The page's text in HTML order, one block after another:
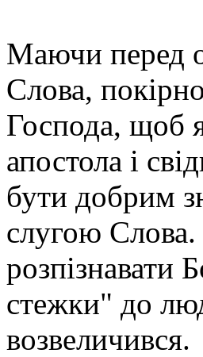
Маючи перед
Слова,
Господа, щоб
апостола і
бути добрим
слугою Слова.
розпізнавати
стежки" до
возвеличився.